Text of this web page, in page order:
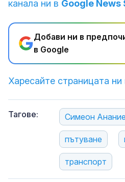
канала ни в Google News
Добави ни в
в Google
Харесайте страницата
Тагове: Симеон
пътуване
транспорт